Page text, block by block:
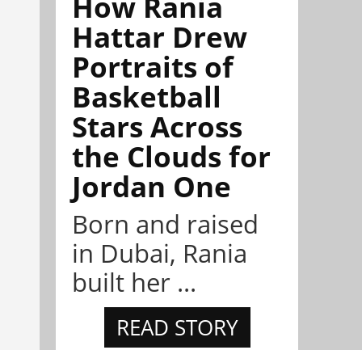
Hattar Drew
Portraits of
Basketball
Stars Across
the Clouds for
Jordan One
Born and raised
in Dubai, Rania
built her ...
READ STORY